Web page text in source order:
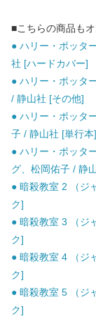
■こちらの商品も
● ハリー・ポッタ
社 [ハードカバー]
● ハリー・ポッタ
/ 静山社 [その他]
● ハリー・ポッタ
子 / 静山社 [単行本]
● ハリー・ポッタ
グ、松岡佑子 / 静
● 暗殺教室 2 （ジ
ク]
● 暗殺教室 3 （ジ
ク]
● 暗殺教室 4 （ジ
ク]
● 暗殺教室 5 （ジ
ク]